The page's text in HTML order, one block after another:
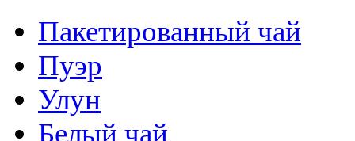
Пакетированный чай
Пуэр
Улун
Белый чай